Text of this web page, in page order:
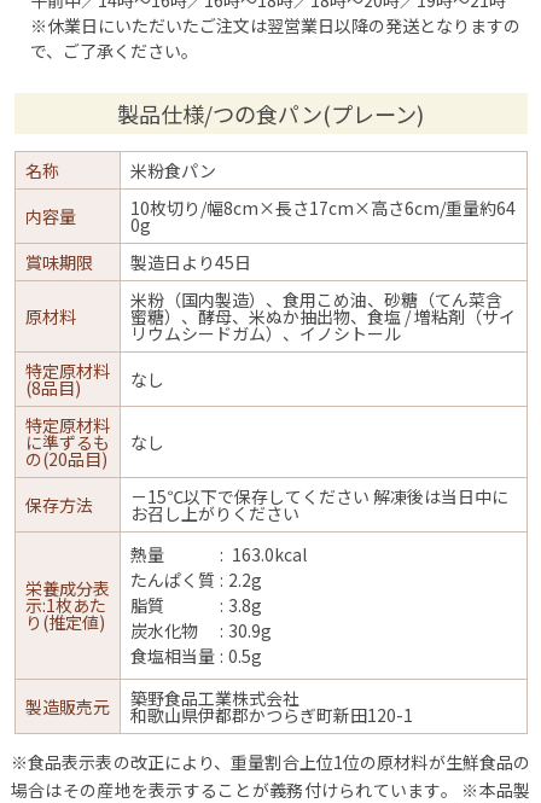
※休業日にいただいたご注文は翌営業日以降の発送となりますの
で、ご了承ください。
製品仕様/つの食パン(プレーン)
名称
米粉食パン
内容量
10枚切り/幅8cm×長さ17cm×高さ6cm/重量約64
0g
賞味期限
製造日より45日
原材料
米粉（国内製造）、食用こめ油、砂糖（てん菜含
蜜糖）、酵母、米ぬか抽出物、食塩 / 増粘剤（サイ
リウムシードガム）、イノシトール
特定原材料
(8品目)
なし
特定原材料
に準ずるも
の(20品目)
なし
保存方法 －15℃以下で保存してください 解凍後は当日中に
お召し上がりください
栄養成分表
示:1枚あた
り(推定値)
熱量
163.0kcal
たんぱく質
2.2g
脂質
3.8g
炭水化物
30.9g
食塩相当量 0.5g
製造販売元 築野食品工業株式会社
和歌山県伊都郡かつらぎ町新田120-1
※食品表示表の改正により、重量割合上位1位の原材料が生鮮食品の
場合はその産地を表示することが義務付けられています。 ※本品製